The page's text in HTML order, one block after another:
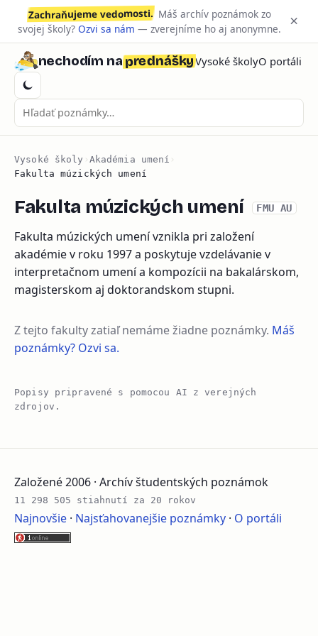
Zachraňujeme vedomosti. Máš archív poznámok zo
svojej školy? Ozvi sa nám — zverejníme ho aj anonymne. ×
nechodím naprednáškyVysoké školyO portáli
Vysoké školy › Akadémia umení ›
Fakulta múzických umení
Fakulta múzických umení FMU AU
Fakulta múzických umení vznikla pri založení
akadémie v roku 1997 a poskytuje vzdelávanie v
interpretačnom umení a kompozícii na bakalárskom,
magisterskom aj doktorandskom stupni.
Z tejto fakulty zatiaľ nemáme žiadne poznámky. Máš
poznámky? Ozvi sa.
Popisy pripravené s pomocou AI z verejných
zdrojov.
Založené 2006 · Archív študentských poznámok
11 298 505 stiahnutí za 20 rokov
Najnovšie · Najsťahovanejšie poznámky · O portáli